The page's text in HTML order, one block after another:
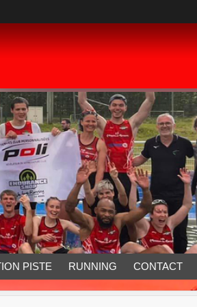
PISTE RUNNING CONTACT